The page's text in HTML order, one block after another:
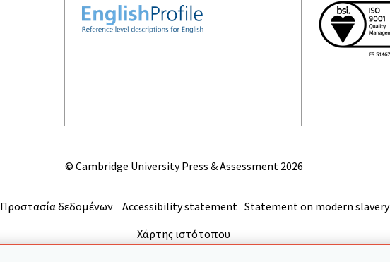
© Cambridge University Press & Assessment 2026
Προστασία δεδομένων Accessibility statement Statement on modern slavery
Χάρτης ιστότοπου